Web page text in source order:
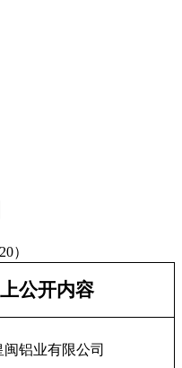
）
公开内容
闽铝业有限公司